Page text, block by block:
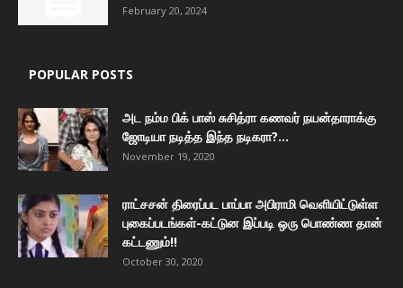
February 20, 2024
POPULAR POSTS
அட நம்ம பிக் பாஸ் சுசித்ரா கணவர் நயன்தாராக்கு
ஜோடியா நடித்த இந்த நடிகரா?...
November 19, 2020
ராட்சசன் திரைப்பட பாப்பா அபிராமி வெளியிட்டுள்ள
புகைப்படங்கள்-கட்டுன இப்படி ஒரு பொண்ண தான்
கட்டணும்!!
October 30, 2020